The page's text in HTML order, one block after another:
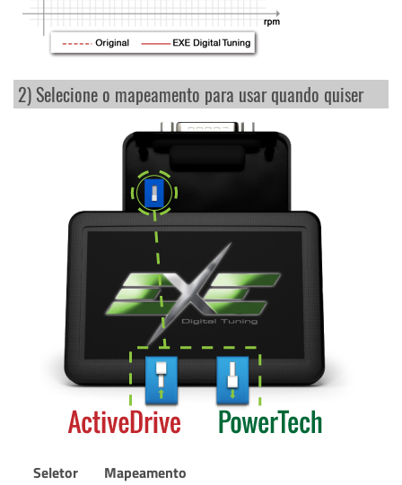
2) Selecione o mapeamento para usar quando quiser
Seletor Mapeamento